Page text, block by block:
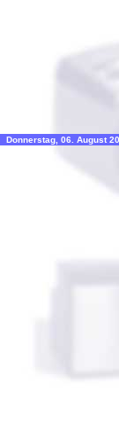
Donnerstag, 06. August